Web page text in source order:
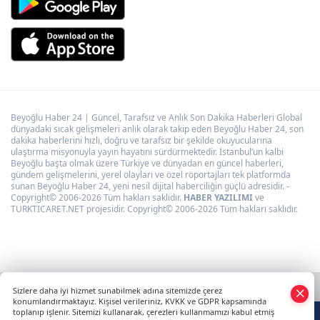
Beyoğlu Haber 24 | Güncel, Tarafsız ve Anlık Son Dakika Haberleri Global
dünyadaki sıcak gelişmeleri anlık olarak takip eden Beyoğlu Haber 24, son
dakika haberlerini hızlı, doğru ve tarafsız bir şekilde okuyucularına
ulaştırma misyonuyla yayın hayatını sürdürmektedir. İstanbul’un kalbi
Beyoğlu başta olmak üzere Türkiye ve dünyadan en güncel haberleri,
gündem gelişmelerini, yerel olayları ve özel röportajları tek platformda
sunan Beyoğlu Haber 24, yeni nesil dijital haberciliğin güçlü adresidir. -
Copyright© 2006-2026 Tüm hakları saklıdır. HABER YAZILIMIve
TURKTICARET.NET projesidir. Copyright© 2006-2026 Tüm hakları saklıdır.
Sizlere daha iyi hizmet sunabilmek adına sitemizde çerez
konumlandırmaktayız. Kişisel verileriniz, KVKK ve GDPR kapsamında
toplanıp işlenir. Sitemizi kullanarak, çerezleri kullanmamızı kabul etmiş